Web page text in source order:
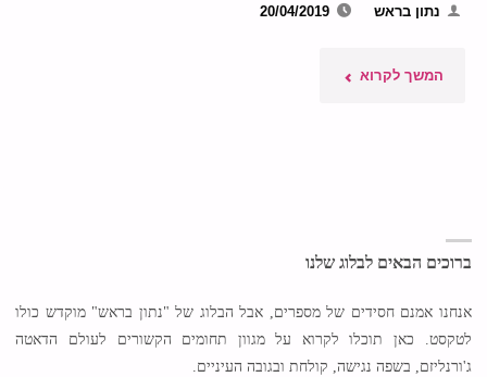
נתון בראש 20/04/2019
המשך לקרוא "חצבת
לא
רצויה
מאומן?"
ברוכים הבאים לבלוג שלנו
אנחנו אמנם חסידים של מספרים, אבל הבלוג של "נתון בראש" מוקדש כולו
לטקסט. כאן תוכלו לקרוא על מגוון תחומים הקשורים לעולם הדאטה
ג'ורנליזם, בשפה נגישה, קולחת ובגובה העיניים.